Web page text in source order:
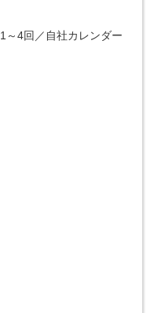
4回／自社カレンダー